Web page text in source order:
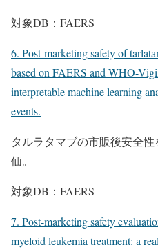
対象DB：FAERS
6. Post-marketing safety of
based on FAERS and WHO-
interpretable machine learning
events.
タルラタマブの市販後安全
価。
対象DB：FAERS
7. Post-marketing safety
myeloid leukemia treatment: a